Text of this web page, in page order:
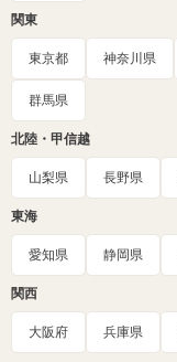
関東
東京都 神奈川県
群馬県
北陸・甲信越
山梨県 長野県
東海
愛知県 静岡県
関西
大阪府 兵庫県